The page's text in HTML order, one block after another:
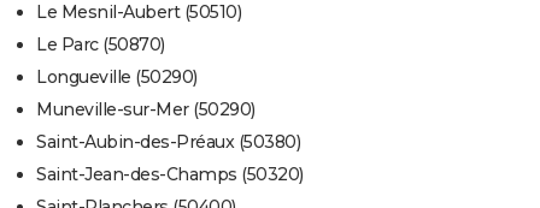
Le Mesnil-Aubert (50510)
Le Parc (50870)
Longueville (50290)
Muneville-sur-Mer (50290)
Saint-Aubin-des-Préaux (50380)
Saint-Jean-des-Champs (50320)